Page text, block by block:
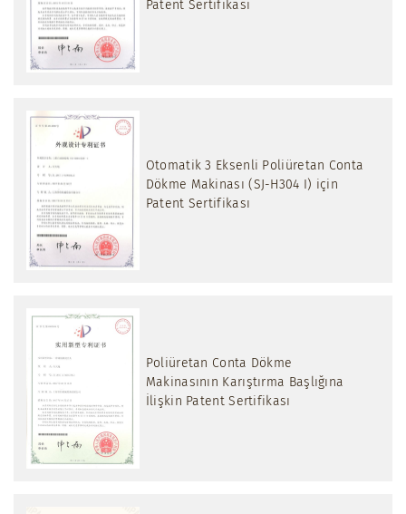
Patent Sertifikası
Otomatik 3 Eksenli Poliüretan Conta
Dökme Makinası (SJ-H304 I) için
Patent Sertifikası
Poliüretan Conta Dökme
Makinasının Karıştırma Başlığına
İlişkin Patent Sertifikası